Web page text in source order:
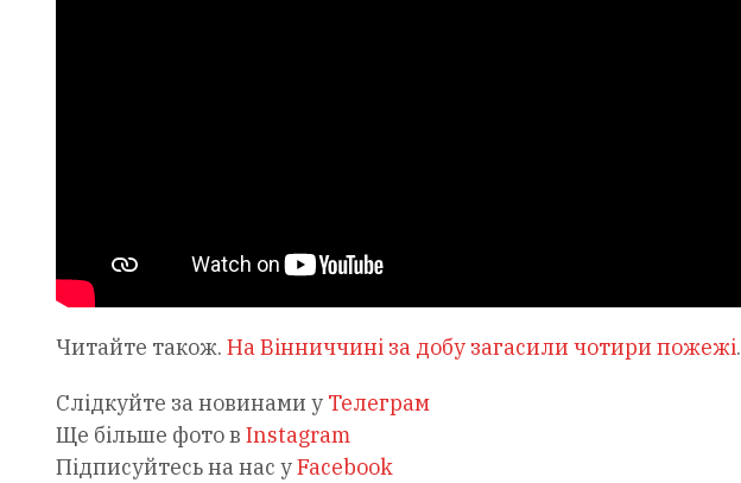
Читайте також. На Вінниччині за добу загасили чотири пожежі.
Слідкуйте за новинами у Телеграм
Ще більше фото в Instagram
Підписуйтесь на нас уFacebook